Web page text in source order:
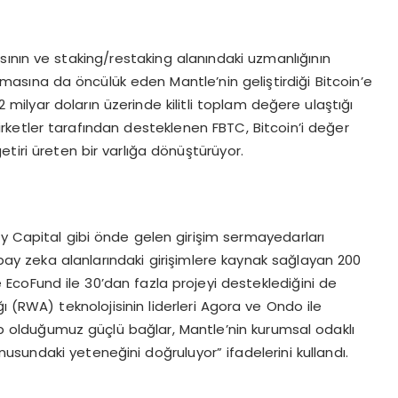
ve staking/restaking alanındaki uzmanlığının
da öncülük eden Mantle’nin geliştirdiği Bitcoin’e
milyar doların üzerinde kilitli toplam değere ulaştığı
tarafından desteklenen FBTC, Bitcoin’i değer
üreten bir varlığa dönüştürüyor.
Capital gibi önde gelen girişim sermayedarları
zeka alanlarındaki girişimlere kaynak sağlayan 200
ile 30’dan fazla projeyi desteklediğini de
(RWA) teknolojisinin liderleri Agora ve Ondo ile
olduğumuz güçlü bağlar, Mantle’nin kurumsal odaklı
yeteneğini doğruluyor” ifadelerini kullandı.